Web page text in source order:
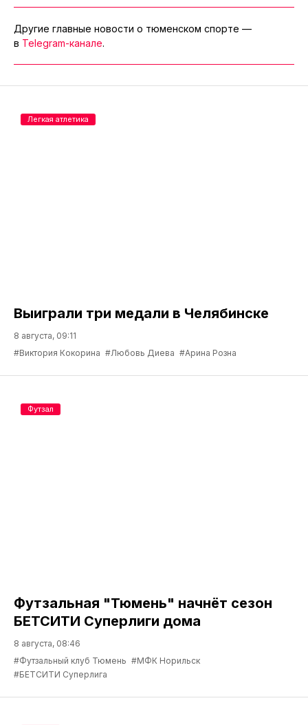
Другие главные новости о тюменском спорте —
в Telegram-канале.
Выиграли три медали в Челябинске
8 августа, 09:11
#Виктория Кокорина #Любовь Диева #Арина Розна
Легкая атлетика
Футзальная "Тюмень" начнёт сезон
БЕТСИТИ Суперлиги дома
8 августа, 08:46
#Футзальный клуб Тюмень #МФК Норильск
#БЕТСИТИ Суперлига
Футзал